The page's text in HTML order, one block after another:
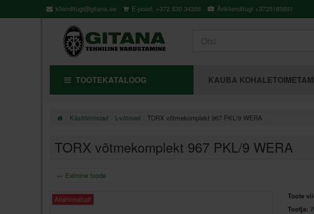
klienditugi@gitana.ee E-pood: +372 530 34356 Äriklienditugi +3725185891
TOOTEKATALOOG KAUBA
Käsitööriistad L-võtmed TORX võtmekomplekt 967 PKL/9 WERA
TORX võtmekomplekt 967 PKL/9 WERA
← Eelmine toode
Allahinnatud! Toote
Tootja: